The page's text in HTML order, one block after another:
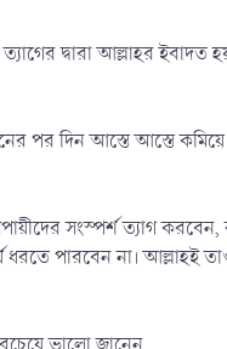
দ্বারা আল্লাহর ইবাদত
পর দিন আস্তে আস্তে
সংস্পর্শ ত্যাগ
ধরতে পারবেন না। আল্লাহই